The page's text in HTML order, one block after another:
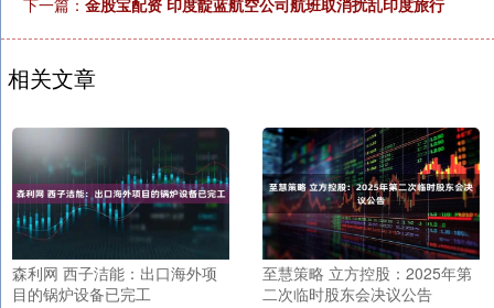
下一篇： 金股宝配资 印度靛蓝航空公司航班取消扰乱印度旅行
相关文章
森利网 西子洁能：出口海外项
目的锅炉设备已完工
至慧策略 立方控股：2025年第
二次临时股东会决议公告